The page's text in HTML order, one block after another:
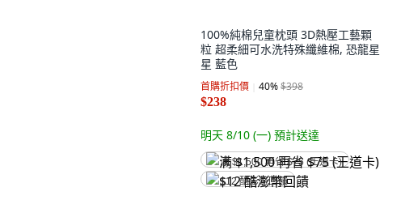
100%純棉兒童枕頭 3D熱壓工藝顆
粒 超柔細可水洗特殊纖維棉, 恐龍星
星 藍色
首購折扣價 40%$398
$238
明天 8/10 (一) 預計送達
满 $1,500 再省 $75 (王道卡)
$12 酷澎幣回饋